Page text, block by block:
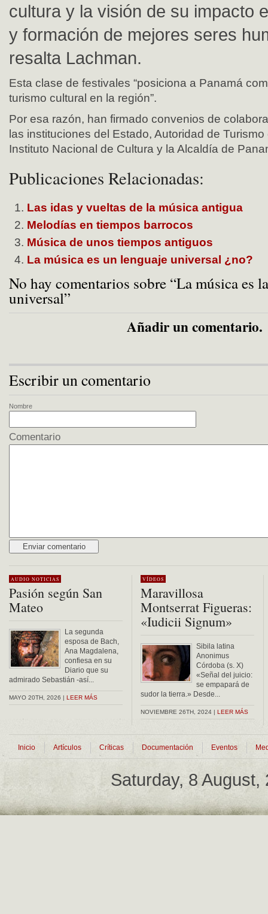
cultura y la visión de su impacto
y formación de mejores seres
resalta Lachman.
Esta clase de festivales “posiciona a Panamá
turismo cultural en la región”.
Por esa razón, han firmado convenios de
las instituciones del Estado, Autoridad de
Instituto Nacional de Cultura y la Alcaldía de
Publicaciones Relacionadas:
Las idas y vueltas de la música antigua
Melodías en tiempos barrocos
Música de unos tiempos antiguos
La música es un lenguaje universal ¿no?
No hay comentarios sobre “La música es
universal”
Añadir un comentario.
Escribir un comentario
Nombre
Comentario
AUDIO NOTICIAS
Pasión según San
Mateo
La segunda
esposa de Bach,
Ana Magdalena,
confiesa en su
Diario que su
admirado Sebastián -así...
MAYO 20TH, 2026 | LEER MÁS
VÍDEOS
Maravillosa
Montserrat Figueras:
«Iudicii Signum»
Sibila latina
Anonimus
Córdoba (s. X)
«Señal del juicio:
se empapará de
sudor la tierra.» Desde...
NOVIEMBRE 26TH, 2024 | LEER MÁS
Inicio Artículos Críticas Documentación Eventos
Saturday, 8